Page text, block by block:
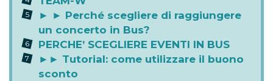
► ► Perché scegliere di raggiungere
un concerto in Bus?
PERCHE’ SCEGLIERE EVENTI IN BUS
►► Tutorial: come utilizzare il buono
sconto